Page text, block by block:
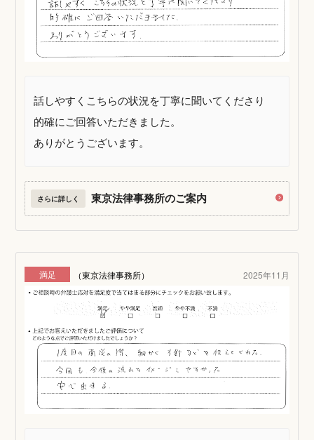
話しやすくこちらの状況を丁寧に聞いてくださり
的確にご回答いただきました。
ありがとうございます。
さらに詳しく 東京法律事務所のご案内
満足 （東京法律事務所） 2025年11月